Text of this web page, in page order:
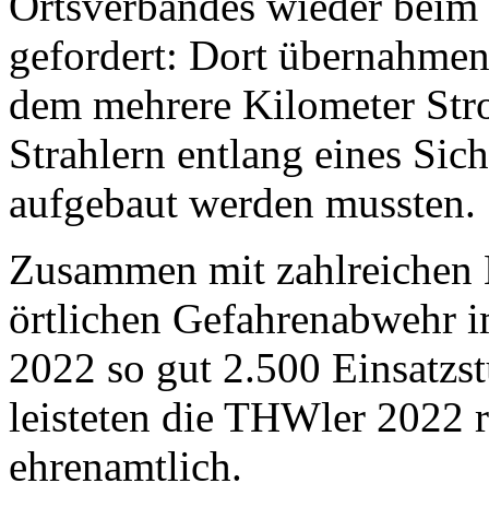
gefordert: Dort
dem mehrere Kilometer
Strahlern entlang eines
aufgebaut werden mussten.
Zusammen mit
örtlichen Gefahrenabwehr
2022 so gut 2.500
leisteten die THWler 2022
ehrenamtlich.